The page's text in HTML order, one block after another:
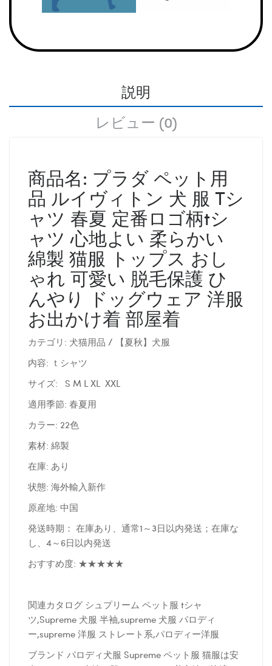
説明
レビュー (0)
商品名: プラダ ペット用
品 ルイヴィトン 犬 服 Tシ
ャツ 春夏 定番ロゴ柄tシ
ャツ 心地よい 柔らかい
綿製 猫服 トップス おし
ゃれ 可愛い 脱毛保護 ひ
んやり ドッグウェア 洋服
お出かけ着 部屋着
カテゴリ: 犬猫用品 / 【夏秋】犬服
内容: ｔシャツ
サイズ: S M L XL XXL
適用季節: 春夏用
カラー: 22色
素材: 綿製
在庫: あり
状態: 海外輸入新作
原産地: 中国
発送時期： 在庫あり、通常1～3日以内発送；在庫な
し、4～6日以内発送
おすすめ度: ★★★★★
関連カタログ シュプリーム ペット服 tシャ
ツ,Supreme 犬服 半袖,supreme 犬服 パロディ
ー,supreme 洋服 ストレート系,パロディー洋服
ブランド パロディ犬服 Supreme ペット服 猫服は安